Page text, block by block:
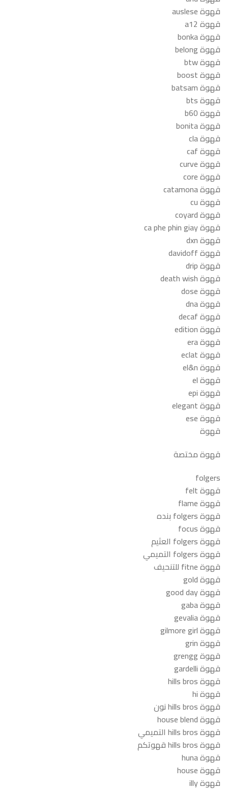
قهوة auslese
قهوة a12
قهوة bonka
قهوة belong
قهوة btw
قهوة boost
قهوة batsam
قهوة bts
قهوة b60
قهوة bonita
قهوة cla
قهوة caf
قهوة curve
قهوة core
قهوة catamona
قهوة cu
قهوة coyard
قهوة ca phe phin giay
قهوة dxn
قهوة davidoff
قهوة drip
قهوة death wish
قهوة dose
قهوة dna
قهوة decaf
قهوة edition
قهوة era
قهوة eclat
قهوة el&n
قهوة el
قهوة epi
قهوة elegant
قهوة ese
قهوة
قهوة مختصة
folgers
قهوة felt
قهوة flame
قهوة folgers بنده
قهوة focus
قهوة folgers العثيم
قهوة folgers التميمي
قهوة fitne للتنحيف
قهوة gold
قهوة good day
قهوة gaba
قهوة gevalia
قهوة gilmore girl
قهوة grin
قهوة grengg
قهوة gardelli
قهوة hills bros
قهوة hi
قهوة hills bros نون
قهوة house blend
قهوة hills bros التميمي
قهوة hills bros قهوتكم
قهوة huna
قهوة house
قهوة illy